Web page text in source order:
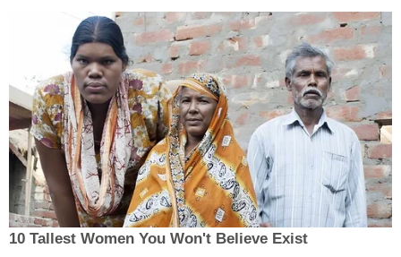
10 Tallest Women You Won't Believe Exist